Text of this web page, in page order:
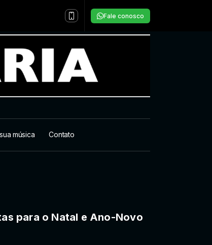
Fale conosco
música Contato
para o Natal e Ano-Novo